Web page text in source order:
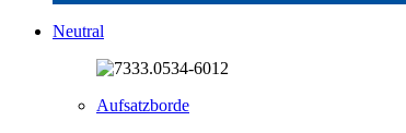
Neutral
Aufsatzborde